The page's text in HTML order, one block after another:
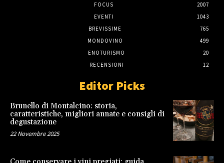
FOCUS
2007
EVENTI
1043
BREVISSIME
765
MONDOVINO
499
ENOTURISMO
20
RECENSIONI
12
Editor Picks
Brunello di Montalcino: storia,
caratteristiche, migliori annate e consigli di
degustazione
22 Novembre 2025